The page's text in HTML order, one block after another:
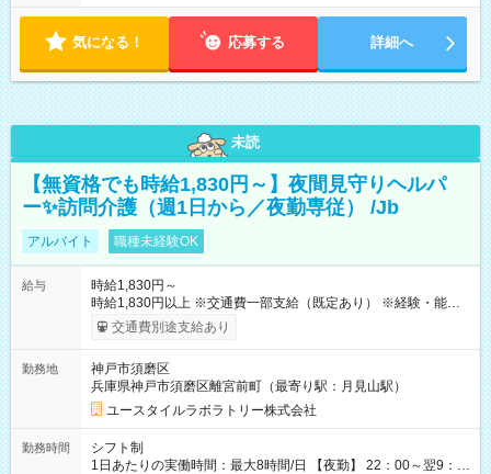
気になる！ 応募する 詳細へ
未読
【無資格でも時給1,830円～】夜間見守りヘルパ
ー✨訪問介護（週1日から／夜勤専従） /Jb
アルバイト 職種未経験OK
給与
時給1,830円～
時給1,830円以上 ※交通費一部支給（既定あり） ※経験・能力を
考慮して決定します 【収入例】 週1回勤務の場合：1,830円×8時
間×4回=5万8,560円 週3回勤務の場合：1,830円×8時間×12回
月 ※ 雇用形態と給与に、本採用時と異なる部分があります。 雇
用形態：本採用時と同じです。 給与：時給 1,550円以上
交通費別途支給あり
勤務地
神戸市須磨区
兵庫県神戸市須磨区離宮前町（最寄り駅：月見山駅）
ユースタイルラボラトリー株式会社
勤務時間
シフト制
1日あたりの実働時間：最大8時間/日 【夜勤】 22：00～翌9：